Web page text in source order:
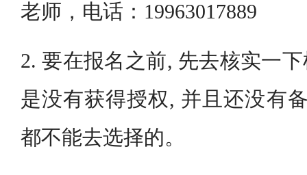
老师，电话：19963017889
2. 要在报名之前, 先去核实一
是没有获得授权, 并且还没有
都不能去选择的。